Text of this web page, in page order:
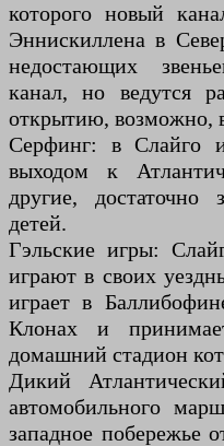
которого новый
Эннискиллена в
недостающих
канал, но ведутся
открытию, возможно,
Серфинг: в Слайго
выходом к
другие,
детей.
Гэльские игры:
играют в своих
играет в
Клонах и
домашний стадион
Дикий
автомобильного
западное побережье